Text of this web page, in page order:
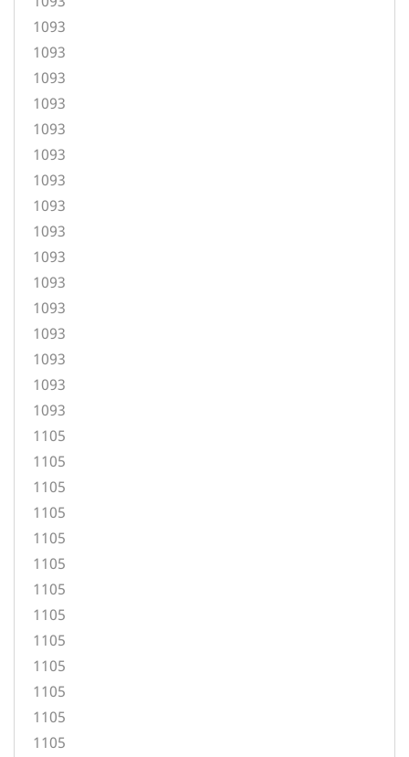
1093
1093
1093
1093
1093
1093
1093
1093
1093
1093
1093
1093
1093
1093
1093
1093
1105
1105
1105
1105
1105
1105
1105
1105
1105
1105
1105
1105
1105